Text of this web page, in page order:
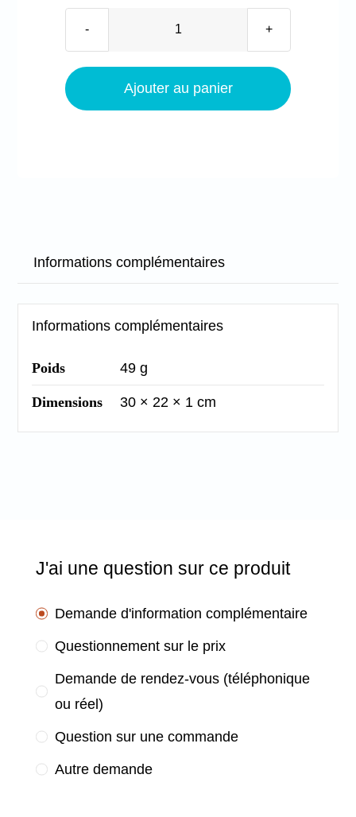
La
Violet
Ajouter au panier
Informations complémentaires
Informations complémentaires
Poids 49 g
Dimensions 30 × 22 × 1 cm
J'ai une question sur ce produit
Demande d'information complémentaire
Questionnement sur le prix
Demande de rendez-vous (téléphonique
ou réel)
Question sur une commande
Autre demande